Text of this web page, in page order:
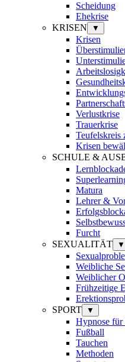
Scheidung
Ehekrise
KRISEN
▼
Krisen
Verlustkrise
Trauerkrise
Teufelskreis
Krisen
SCHULE &
Matura
Lehrer &
Furcht
SEXUALITÄT
▼
Weibliche
Weiblicher
Frühzeitige
SPORT
▼
Hypnose für
Fußball
Tauchen
Methoden